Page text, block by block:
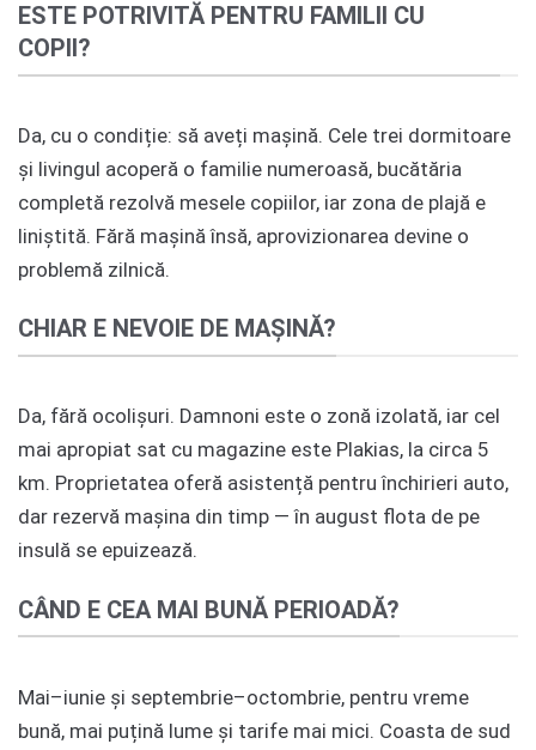
ESTE POTRIVITĂ PENTRU FAMILII CU
COPII?
Da, cu o condiție: să aveți mașină. Cele trei dormitoare
și livingul acoperă o familie numeroasă, bucătăria
completă rezolvă mesele copiilor, iar zona de plajă e
liniștită. Fără mașină însă, aprovizionarea devine o
problemă zilnică.
CHIAR E NEVOIE DE MAȘINĂ?
Da, fără ocolișuri. Damnoni este o zonă izolată, iar cel
mai apropiat sat cu magazine este Plakias, la circa 5
km. Proprietatea oferă asistență pentru închirieri auto,
dar rezervă mașina din timp — în august flota de pe
insulă se epuizează.
CÂND E CEA MAI BUNĂ PERIOADĂ?
Mai–iunie și septembrie–octombrie, pentru vreme
bună, mai puțină lume și tarife mai mici. Coasta de sud